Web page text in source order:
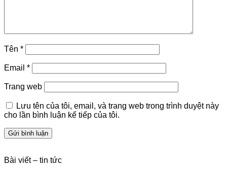
Tên *
Email *
Trang web
Lưu tên của tôi, email, và trang web trong trình duyệt này
cho lần bình luận kế tiếp của tôi.
Bài viết – tin tức